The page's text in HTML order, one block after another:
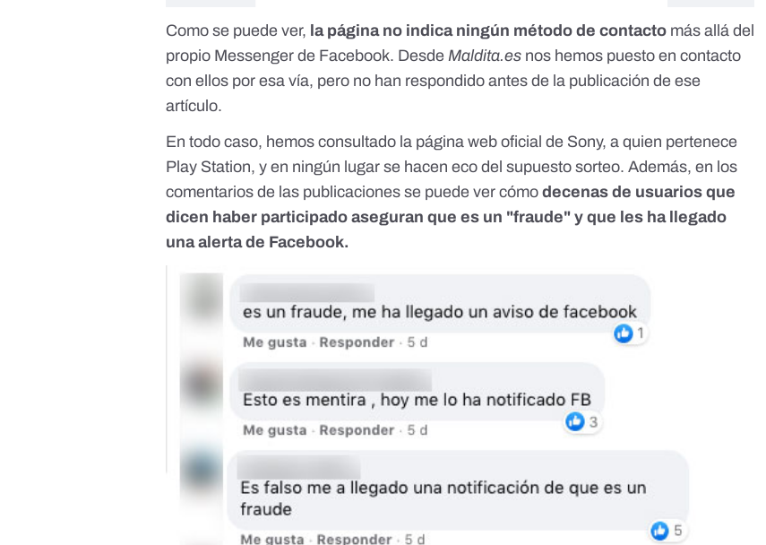
Como se puede ver, la página no indica ningún método de contacto más allá del
propio Messenger de Facebook. DesdeMaldita.es nos hemos puesto en contacto
con ellos por esa vía, pero no han respondido antes de la publicación de ese
artículo.
En todo caso, hemos consultado la página web oficial de Sony, a quien pertenece
Play Station, y en ningún lugar se hacen eco del supuesto sorteo. Además, en los
comentarios de las publicaciones se puede ver cómodecenas de usuarios que
dicen haber participado aseguran que es un "fraude" y que les ha llegado
una alerta de Facebook.